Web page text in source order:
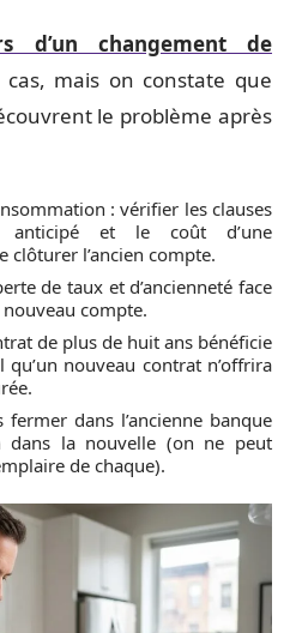
d’un changement de
cas, mais on constate que
le problème après
: vérifier les clauses
anticipé et le coût d’une
clôturer l’ancien compte.
de taux et d’ancienneté face
compte.
de plus de huit ans bénéficie
qu’un nouveau contrat n’offrira
dans l’ancienne banque
dans la nouvelle (on ne peut
de chaque).